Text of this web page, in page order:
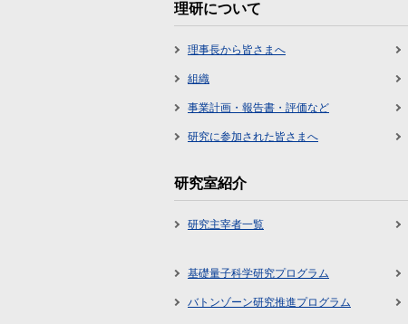
理研について
理事長から皆さまへ
組織
事業計画・報告書・評価など
研究に参加された皆さまへ
研究室紹介
研究主宰者一覧
基礎量子科学研究プログラム
バトンゾーン研究推進プログラム